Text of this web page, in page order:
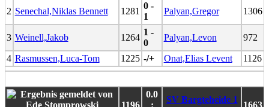
2 Senechal,Niklas Bennett 1281
0 -
1
Palyan,Gregor 1306
3 Weinell,Jakob 1264
1 -
0
Palyan,Levon 972
4 Rasmussen,Luca-Tom 1225 -/+ Onat,Elias Levent 1126
0.0
SV Bargteheide 1